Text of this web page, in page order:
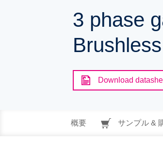
3 phase
Download
概要 サンプル &